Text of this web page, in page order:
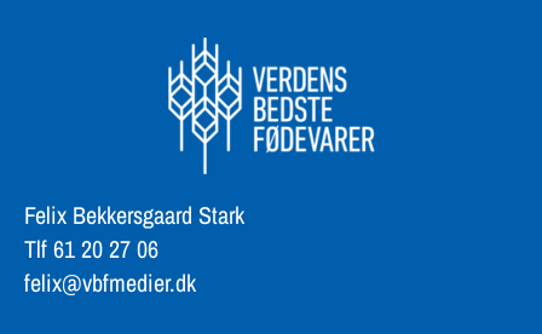
Felix Bekkersgaard Stark
Tlf 61 20 27 06
felix@vbfmedier.dk